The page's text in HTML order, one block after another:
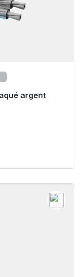
argent
48h*